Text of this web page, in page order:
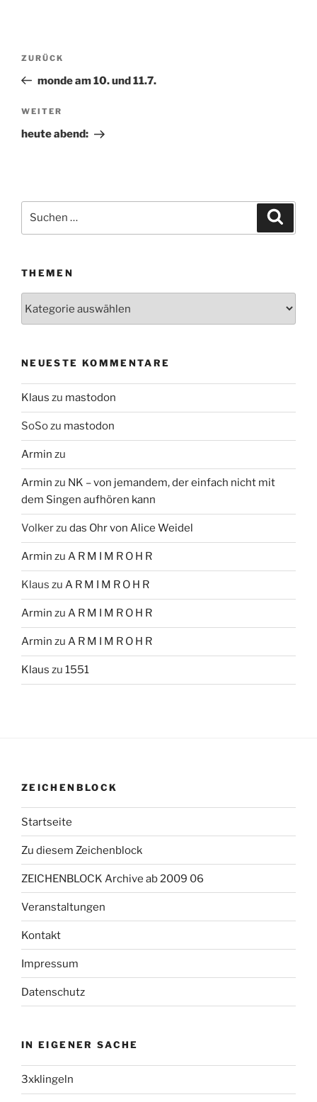
Beitragsnavigation
Vorheriger
Beitrag
ZURÜCK
monde am 10. und 11.7.
Nächster
Beitrag
WEITER
heute abend:
Suchen
THEMEN
NEUESTE KOMMENTARE
Klaus zu mastodon
SoSozu mastodon
Armin zu
Armin zu NK – von jemandem, der einfach nicht mit
dem Singen aufhören kann
Volkerzu das Ohr von Alice Weidel
Armin zu A R M I M R O H R
Klaus zu A R M I M R O H R
Armin zu A R M I M R O H R
Armin zu A R M I M R O H R
Klaus zu 1551
ZEICHENBLOCK
Startseite
Zu diesem Zeichenblock
ZEICHENBLOCK Archive ab 2009 06
Veranstaltungen
Kontakt
Impressum
Datenschutz
IN EIGENER SACHE
3xklingeln